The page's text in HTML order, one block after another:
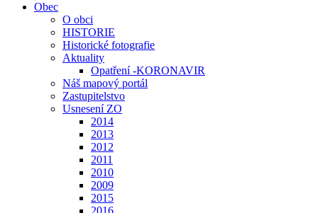
Obec
O obci
HISTORIE
Historické fotografie
Aktuality
Opatření -KORONAVIR
Náš mapový portál
Zastupitelstvo
Usnesení ZO
2014
2013
2012
2011
2010
2009
2015
2016